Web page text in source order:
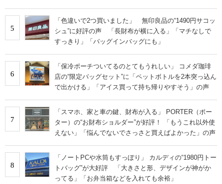
5
「色違いで2つ買いました」 無印良品の“1490円サコッ
シュ”に好評の声 「長財布が横に入る」「マチなしで
すっきり」「バッグインバッグにも」
6
「保冷ポーチついてるのとてもうれしい」 コメダ珈琲
店の“限定バッグセット”に「ペットボトルを2本突っ込ん
で出かける」「アイス買って持ち帰りやすそう」の声
7
「スマホ、家と車の鍵、財布が入る」 PORTER（ポー
ター）の“お財布ショルダー”が好評！ 「もうこれ以外使
えない」「悩んでないでさっさと買えばよかった」の声
8
「ノートPCや水筒もすっぽり」 カルディの“1980円トー
トバッグ”が大好評 「大きさと形、デザインが神がか
ってる」「お弁当箱などを入れても余裕」